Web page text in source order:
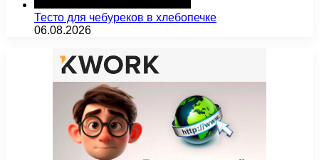
Тесто для чебуреков в хлебопечке
06.08.2026